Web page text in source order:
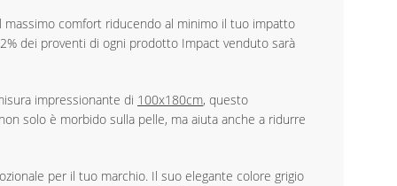
comfort riducendo al minimo il tuo impatto
dei proventi di ogni prodotto Impact venduto sarà
impressionante di 100x180cm, questo
solo è morbido sulla pelle, ma aiuta anche a ridurre
per il tuo marchio. Il suo elegante colore grigio